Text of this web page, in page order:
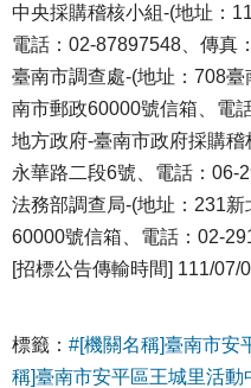
中央採購稽核小組-(地址：
電話：02-87897548、傳真
臺南市調查處-(地址：708
南市郵政60000號信箱、電
地方政府-臺南市政府採購
永華路二段6號、電話：06-
法務部調查局-(地址：231
60000號信箱、電話：02-
[招標公告傳輸時間] 111/07/
標籤： #[機關名稱]臺南市安
稱]臺南市安平區王城里活動